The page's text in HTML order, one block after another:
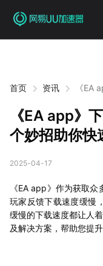
首页 资讯
《EA
《EA app》
个妙招助你快
2025-04-17
《EA app》作为获取
玩家反馈下载速度缓慢
缓慢的下载速度都让人
及解决方案，帮助您提升